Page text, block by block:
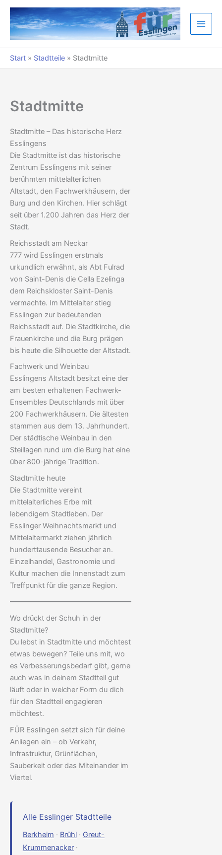
Zum
Inhalt
springen
Start » Stadtteile » Stadtmitte
Stadtmitte
Stadtmitte – Das historische Herz
Esslingens
Die Stadtmitte ist das historische
Zentrum Esslingens mit seiner
berühmten mittelalterlichen
Altstadt, den Fachwerkhäusern, der
Burg und den Kirchen. Hier schlägt
seit über 1.200 Jahren das Herz der
Stadt.
Reichsstadt am Neckar
777 wird Esslingen erstmals
urkundlich erwähnt, als Abt Fulrad
von Saint-Denis die Cella Ezelinga
dem Reichskloster Saint-Denis
vermachte. Im Mittelalter stieg
Esslingen zur bedeutenden
Reichsstadt auf. Die Stadtkirche, die
Frauenkirche und die Burg prägen
bis heute die Silhouette der Altstadt.
Fachwerk und Weinbau
Esslingens Altstadt besitzt eine der
am besten erhaltenen Fachwerk-
Ensembles Deutschlands mit über
200 Fachwerkhäusern. Die ältesten
stammen aus dem 13. Jahrhundert.
Der städtische Weinbau in den
Steillagen rund um die Burg hat eine
über 800-jährige Tradition.
Stadtmitte heute
Die Stadtmitte vereint
mittelalterliches Erbe mit
lebendigem Stadtleben. Der
Esslinger Weihnachtsmarkt und
Mittelaltermarkt ziehen jährlich
hunderttausende Besucher an.
Einzelhandel, Gastronomie und
Kultur machen die Innenstadt zum
Treffpunkt für die ganze Region.
Wo drückt der Schuh in der
Stadtmitte?
Du lebst in Stadtmitte und möchtest
etwas bewegen? Teile uns mit, wo
es Verbesserungsbedarf gibt, gerne
auch was in deinem Stadtteil gut
läuft oder in welcher Form du dich
für den Stadtteil engagieren
möchtest.
FÜR Esslingen setzt sich für deine
Anliegen ein – ob Verkehr,
Infrastruktur, Grünflächen,
Sauberkeit oder das Miteinander im
Viertel.
Alle Esslinger Stadtteile
Berkheim · Brühl· Greut-
Krummenacker·